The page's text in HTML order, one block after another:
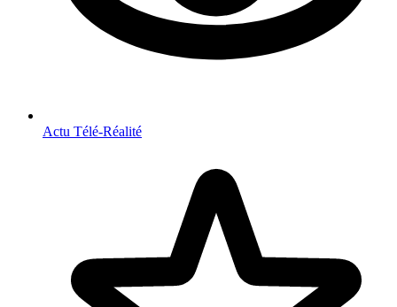
Actu Télé-Réalité